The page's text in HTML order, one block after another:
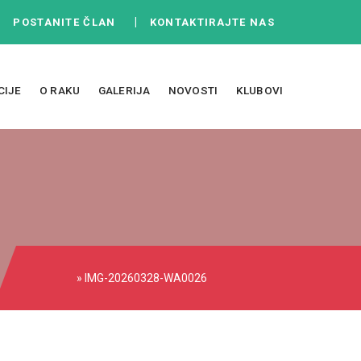
POSTANITE ČLAN KONTAKTIRAJTE NAS
O RAKU GALERIJA NOVOSTI KLUBOVI
» IMG-20260328-WA0026